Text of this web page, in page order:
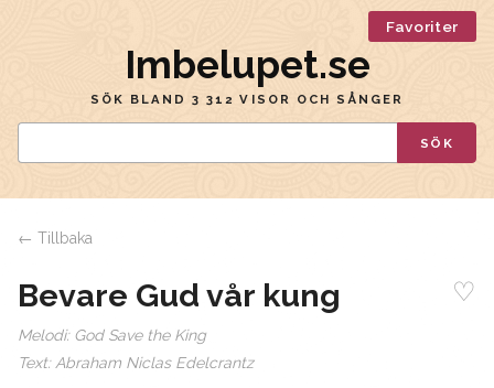
Favoriter
Imbelupet.se
SÖK BLAND 3 312 VISOR OCH SÅNGER
SÖK
← Tillbaka
Bevare Gud vår kung ♡
Melodi: God Save the King
Text: Abraham Niclas Edelcrantz